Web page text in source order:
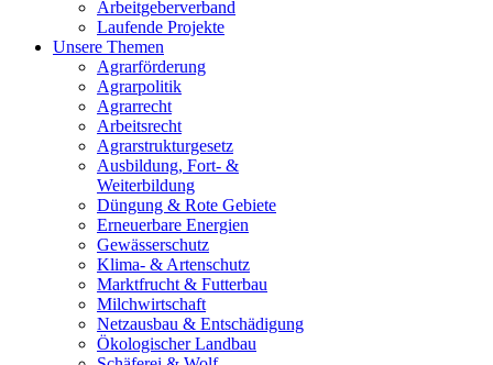
Arbeitgeberverband
Laufende Projekte
Unsere Themen
Agrarförderung
Agrarpolitik
Agrarrecht
Arbeitsrecht
Agrarstrukturgesetz
Ausbildung, Fort- &
Weiterbildung
Düngung & Rote Gebiete
Erneuerbare Energien
Gewässerschutz
Klima- & Artenschutz
Marktfrucht & Futterbau
Milchwirtschaft
Netzausbau & Entschädigung
Ökologischer Landbau